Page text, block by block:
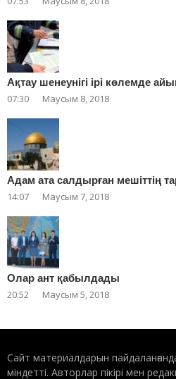
Ақтау шенеунігі ірі көлемде
07:30 Маусым 8, 2018
Адам ата салдырған мешіттің
14:07 Маусым 7, 2018
Олар ант қабылдады
20:52 Маусым 5, 2018
Сайт материалдарын
міндетті. Авторлар пікірі мен